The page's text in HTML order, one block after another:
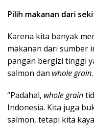
Pilih makanan dari
Karena kita banyak
makanan dari sumber
pangan bergizi tinggi
salmon dan whole grain.
“Padahal, whole grain
Indonesia. Kita juga
salmon, tetapi kita